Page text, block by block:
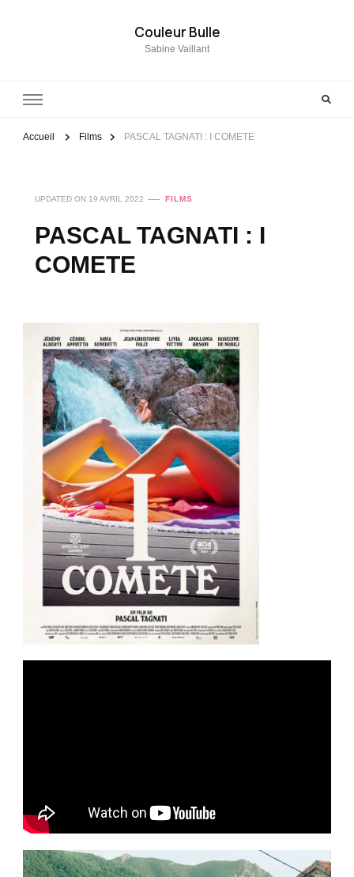
Couleur Bulle
Sabine Vaillant
Accueil Films PASCAL TAGNATI : I COMETE
UPDATED ON 19 AVRIL 2022 FILMS
PASCAL TAGNATI : I
COMETE